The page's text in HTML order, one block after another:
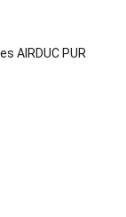
AIRDUC PUR